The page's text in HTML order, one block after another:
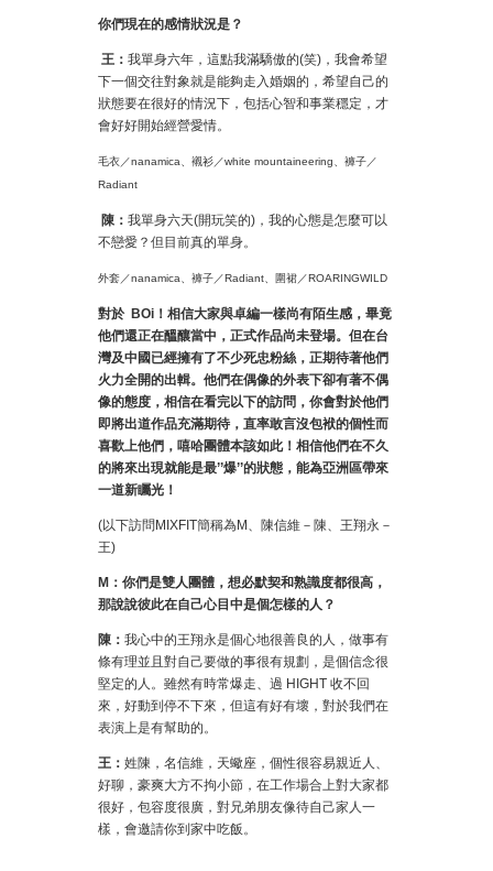
你們現在的感情狀況是？
王： 我單身六年，這點我滿驕傲的(笑)，我會希望
下一個交往對象就是能夠走入婚姻的，希望自己的
狀態要在很好的情況下，包括心智和事業穩定，才
會好好開始經營愛情。
毛衣／nanamica、襯衫／white mountaineering、褲子／
Radiant
陳： 我單身六天(開玩笑的)，我的心態是怎麼可以
不戀愛？但目前真的單身。
外套／nanamica、褲子／Radiant、圍裙／ROARINGWILD
對於 BOi ！相信大家與卓編一樣尚有陌生感，畢竟
他們還正在醞釀當中，正式作品尚未登場。但在台
灣及中國已經擁有了不少死忠粉絲，正期待著他們
火力全開的出輯。他們在偶像的外表下卻有著不偶
像的態度，相信在看完以下的訪問，你會對於他們
即將出道作品充滿期待，直率敢言沒包袱的個性而
喜歡上他們，嘻哈團體本該如此！相信他們在不久
的將來出現就能是最’’爆’’的狀態，能為亞洲區帶來
一道新矚光！
(以下訪問MIXFIT簡稱為M、陳信維－陳、王翔永－
王)
M ：你們是雙人團體，想必默契和熟識度都很高，
那說說彼此在自己心目中是個怎樣的人？
陳： 我心中的王翔永是個心地很善良的人，做事有
條有理並且對自己要做的事很有規劃，是個信念很
堅定的人。雖然有時常爆走、過 HIGHT 收不回
來，好動到停不下來，但這有好有壞，對於我們在
表演上是有幫助的。
王： 姓陳，名信維，天蠍座，個性很容易親近人、
好聊，豪爽大方不拘小節，在工作場合上對大家都
很好，包容度很廣，對兄弟朋友像待自己家人一
樣，會邀請你到家中吃飯。